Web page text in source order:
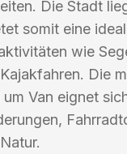
Die Stadt
somit eine
wie
Die
Van eignet